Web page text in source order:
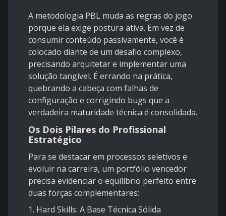
A metodologia PBL muda as regras do jogo
porque ela exige postura ativa. Em vez de
consumir conteúdo passivamente, você é
colocado diante de um desafio complexo,
precisando arquitetar e implementar uma
solução tangível. É errando na prática,
quebrando a cabeça com falhas de
configuração e corrigindo bugs que a
verdadeira maturidade técnica é consolidada.
Os Dois Pilares do Profissional
Estratégico
Para se destacar em processos seletivos e
evoluir na carreira, um portfólio vencedor
precisa evidenciar o equilíbrio perfeito entre
duas forças complementares:
1. Hard Skills: A Base Técnica Sólida